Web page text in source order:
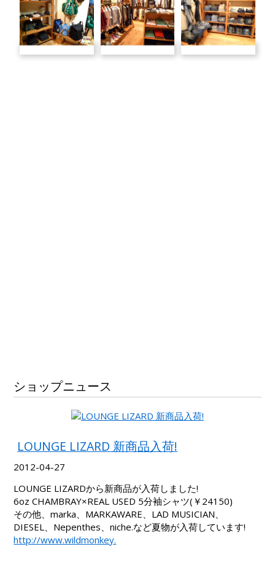
ショップニュース
LOUNGE LIZARD 新商品入荷!
2012-04-27
LOUNGE LIZARDから新商品が入荷しました!
6oz CHAMBRAY×REAL USED 5分袖シャツ(￥24150)
その他、marka、MARKAWARE、LAD MUSICIAN、
DIESEL、Nepenthes、niche.など夏物が入荷しています!
http://www.wildmonkey.